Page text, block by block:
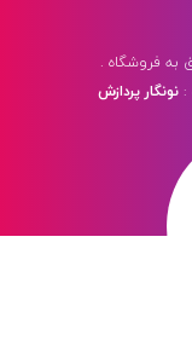
فروشگاه .
:نونگار پردازش